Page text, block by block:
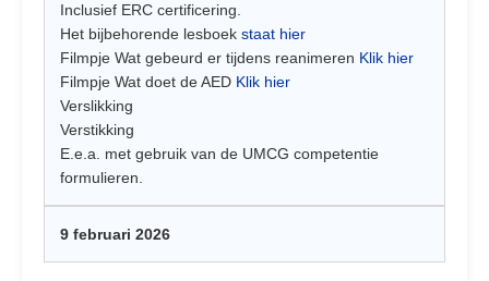
Inclusief ERC certificering.
Het bijbehorende lesboek staat hier
Filmpje Wat gebeurd er tijdens reanimeren Klik hier
Filmpje Wat doet de AED Klik hier
Verslikking
Verstikking
E.e.a. met gebruik van de UMCG competentie
formulieren.
9 februari 2026